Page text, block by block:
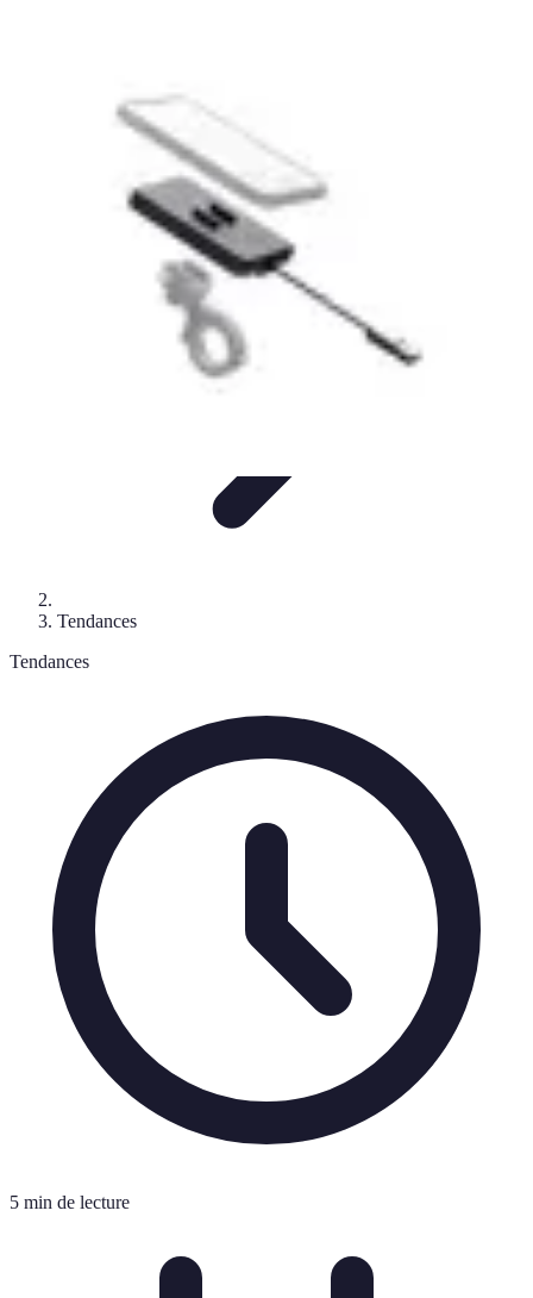
Tel Prospection
Tendances
Tendances
5 min de lecture